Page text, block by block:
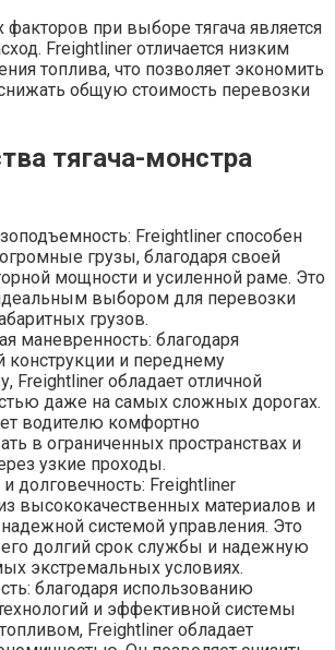
при выборе тягача является
Freightliner отличается низким
топлива, что позволяет экономить
снижать общую стоимость перевозки
тягача-монстра
Freightliner способен
грузы, благодаря своей
мощности и усиленной раме. Это
выбором для перевозки
грузов.
маневренность: благодаря
конструкции и переднему
Freightliner обладает отличной
даже на самых сложных дорогах.
водителю комфортно
в ограниченных пространствах и
узкие проходы.
долговечность: Freightliner
высококачественных материалов и
системой управления. Это
его долгий срок службы и надежную
экстремальных условиях.
благодаря использованию
и эффективной системы
Freightliner обладает